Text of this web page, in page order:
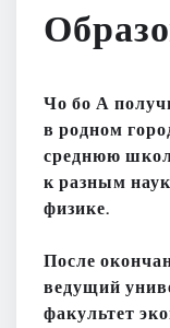
Чо бо А
в родном
среднюю
к разным
физике.
После
ведущий
факультет